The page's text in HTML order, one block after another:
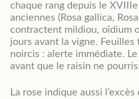
chaque rang depuis le
anciennes (Rosa gallica,
contractent mildiou, oïdium
jours avant la vigne. Feuilles
noircis : alerte immédiate.
avant que le raisin ne
La rose indique aussi l’excès